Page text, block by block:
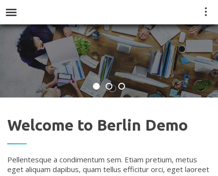
Menu
Welcome to Berlin Demo
Pellentesque a condimentum sem. Etiam pretium, metus
eget aliquam dapibus, quam tellus efficitur orci, eget laoreet